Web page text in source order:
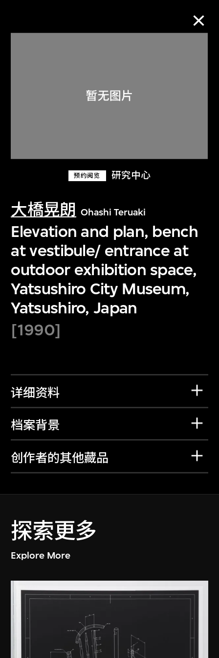
预约阅览 研究中心
大橋晃朗 Ohashi Teruaki
Elevation and plan, bench
at vestibule/ entrance at
outdoor exhibition space,
Yatsushiro City Museum,
Yatsushiro, Japan
[1990]
详细资料
档案背景
创作者的其他藏品
探索更多
Explore More
关于M+藏品
探索世界顶级的二十及二十一世纪视觉
文化藏品。